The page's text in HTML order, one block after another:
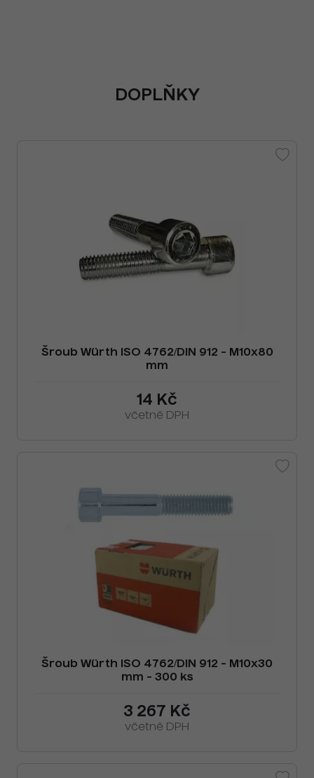
DOPLŇKY
Šroub Würth ISO 4762/DIN 912 - M10x80
mm
14 Kč
včetně DPH
Šroub Würth ISO 4762/DIN 912 - M10x30
mm - 300 ks
3 267 Kč
včetně DPH